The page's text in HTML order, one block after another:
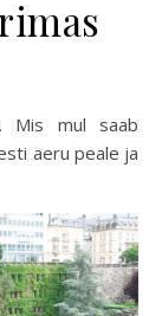
aeru peale ja